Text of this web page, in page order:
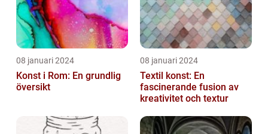
08 januari 2024
Konst i Rom: En grundlig
översikt
08 januari 2024
Textil konst: En
fascinerande fusion av
kreativitet och textur